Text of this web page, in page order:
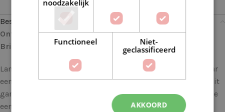
Beschrijving
Ontdek de Glans en Glamour van deze Lana Grossa
Brillino 18 zwart zilver
Lana Grossa Brillino is het meebreigaren dat je creaties naar
een geheel nieuw niveau van schittering en elegantie tilt. Dit
garen is speciaal ontworpen voor brei- en haakprojecten die
een vleugje glamour nodig hebben. Met een mix van
noodzakelijk
Functioneel
Niet-
geclassificeerd
AKKOORD